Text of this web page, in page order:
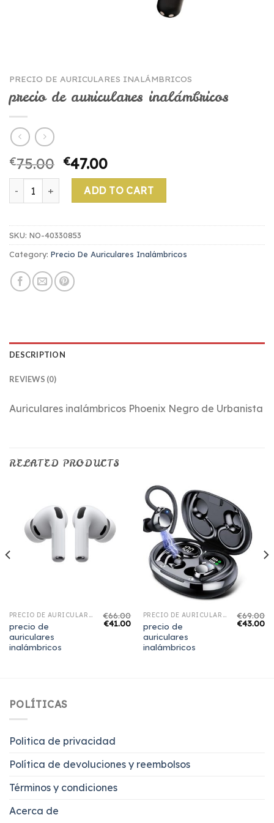
PRECIO DE AURICULARES INALÁMBRICOS
precio de auriculares inalámbricos
€75.00 €47.00
precio de auriculares inalámbricos quantity
ADD TO CART
SKU: NO-40330853
Category: Precio De Auriculares Inalámbricos
DESCRIPTION
REVIEWS (0)
Auriculares inalámbricos Phoenix Negro de Urbanista
RELATED PRODUCTS
PRECIO DE AURICULARES INALÁMBRICOS
precio de
auriculares
inalámbricos
€66.00
€41.00
PRECIO DE AURICULARES INALÁMBRICOS
precio de
auriculares
inalámbricos
€69.00
€43.00
POLÍTICAS
Politica de privacidad
Política de devoluciones y reembolsos
Términos y condiciones
Acerca de